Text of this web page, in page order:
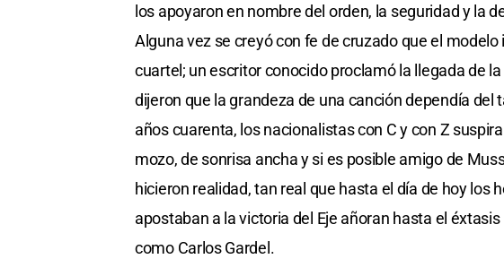
los apoyaron en nombre del orden, la seguridad y la
Alguna vez se creyó con fe de cruzado que el
cuartel; un escritor conocido proclamó la llegada de
dijeron que la grandeza de una canción dependía
años cuarenta, los nacionalistas con C y con Z
mozo, de sonrisa ancha y si es posible amigo de
hicieron realidad, tan real que hasta el día de hoy los
apostaban a la victoria del Eje añoran hasta el
como Carlos Gardel.